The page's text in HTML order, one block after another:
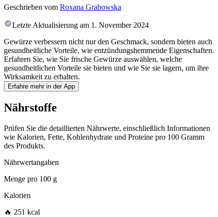
Geschrieben vom Roxana Grabowska
Letzte Aktualisierung am 1. November 2024
Gewürze verbessern nicht nur den Geschmack, sondern bieten auch
gesundheitliche Vorteile, wie entzündungshemmende Eigenschaften.
Erfahren Sie, wie Sie frische Gewürze auswählen, welche
gesundheitlichen Vorteile sie bieten und wie Sie sie lagern, um ihre
Wirksamkeit zu erhalten.
Erfahre mehr in der App
Nährstoffe
Prüfen Sie die detaillierten Nährwerte, einschließlich Informationen
wie Kalorien, Fette, Kohlenhydrate und Proteine pro 100 Gramm
des Produkts.
Nährwertangaben
Menge pro 100 g
Kalorien
🔥 251 kcal